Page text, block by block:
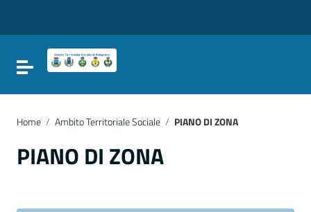
Vai al footer
Attiva / disattiva la navigazione
Home / Ambito Territoriale Sociale / PIANO DI ZONA
PIANO DI ZONA